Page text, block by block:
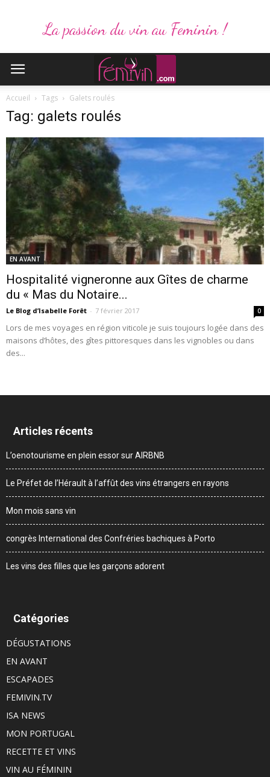
La passion du vin au Feminin !
Accueil Tags Galets roulés
Tag: galets roulés
EN AVANT
Hospitalité vigneronne aux Gîtes de charme
du « Mas du Notaire...
Le Blog d’Isabelle Forêt - 7 février 2017 0
Lors de mes voyages en région viticole je suis toujours logée dans des
maisons d’hôtes, des gîtes pittoresques dans les vignobles ou dans
des...
Articles récents
L’oenotourisme en plein essor sur AIRBNB
Le Préfet de l’Hérault à l’affût des vins étrangers en rayons
Mon mois sans vin
congrès International des Confréries bachiques à Porto
Les vins des filles que les garçons adorent
Catégories
DÉGUSTATIONS
EN AVANT
ESCAPADES
FEMIVIN.TV
ISA NEWS
MON PORTUGAL
RECETTE ET VINS
VIN AU FÉMININ